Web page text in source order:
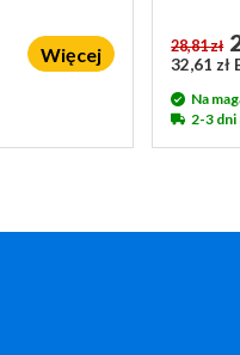
Więcej 28,81 zł
32,61
Na
2-3